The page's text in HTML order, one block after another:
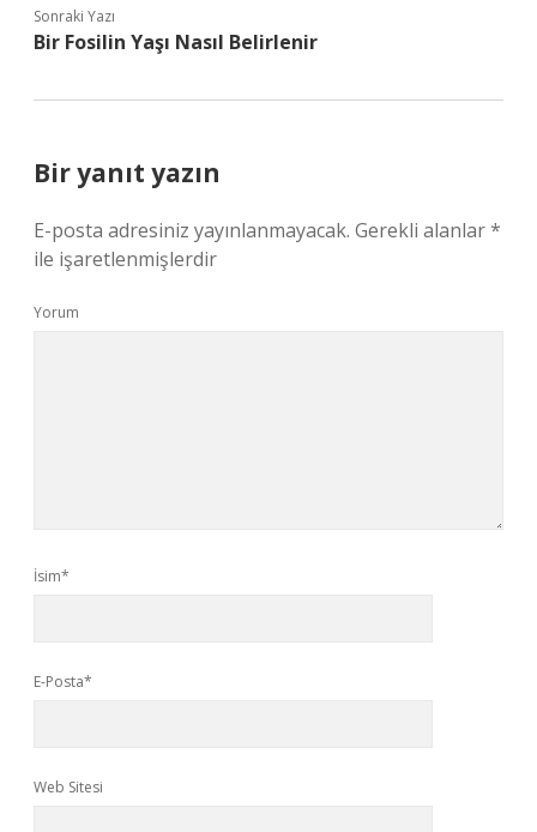
Sonraki Yazı
Bir Fosilin Yaşı Nasıl Belirlenir
Bir yanıt yazın
E-posta adresiniz yayınlanmayacak. Gerekli alanlar*
ile işaretlenmişlerdir
Yorum
İsim*
E-Posta*
Web Sitesi